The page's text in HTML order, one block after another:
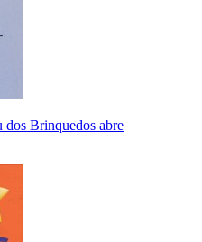
dos Brinquedos abre